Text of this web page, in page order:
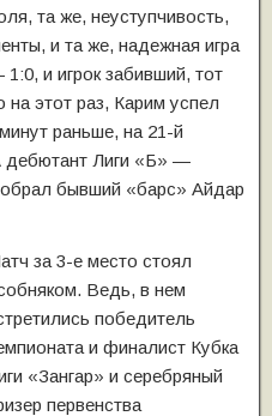
та же, неуступчивость,
и та же, надежная игра
и игрок забивший, тот
этот раз, Карим успел
раньше, на 21-й
Лиги «Б» —
бывший «барс» Айдар
за 3-е место стоял
Ведь, в нем
победитель
и финалист Кубка
«Зангар» и серебряный
первенства